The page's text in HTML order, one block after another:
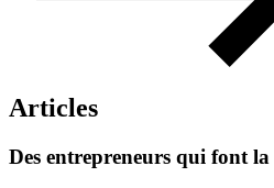
Articles
Des entrepreneurs qui font la